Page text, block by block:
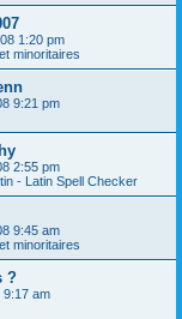
1:20 pm
minoritaires
9:21 pm
2:55 pm
- Latin Spell Checker
9:45 am
minoritaires
?
9:17 am